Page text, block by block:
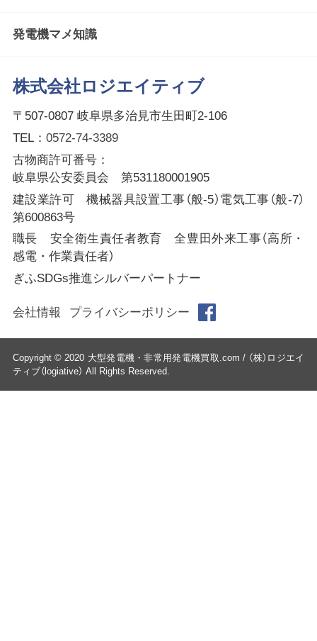
株式会社ロジエイティブ
〒507-0807 岐阜県多治見市生田町2-106
TEL： 0572-74-3389
古物商許可番号：
岐阜県公安委員会 第531180001905
建設業許可 機械器具設置工事（般-5）電気工事（般-7）
第600863号
職長 安全衛生責任者教育 全豊田外来工事（高所・
感電・作業責任者）
ぎふSDGs推進シルバーパートナー
発電機マメ知識
会社情報 プライバシーポリシー
Copyright © 2020 大型発電機・非常用発電機買取.com / （株）ロジエイ
ティブ（logiative） All Rights Reserved.